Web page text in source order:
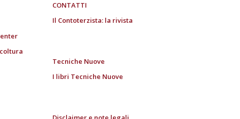
CONTATTI
Il Contoterzista: la rivista
Tecniche Nuove
I libri Tecniche Nuove